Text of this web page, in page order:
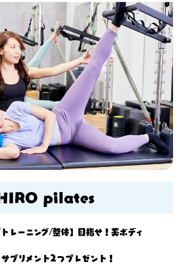
HIRO pilates
レーニング/整体】目指せ！美ボディ
プリメント2つプレゼント！